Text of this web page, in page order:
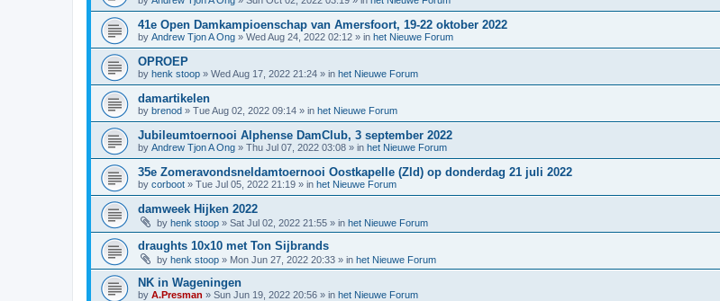
41e Open Damkampioenschap van Amersfoort, 19-22 oktober 2022
by Andrew Tjon A Ong » Wed Aug 24, 2022 02:12 » in het Nieuwe Forum
OPROEP
by henk stoop » Wed Aug 17, 2022 21:24 » in het Nieuwe Forum
damartikelen
by brenod » Tue Aug 02, 2022 09:14 » in het Nieuwe Forum
Jubileumtoernooi Alphense DamClub, 3 september 2022
by Andrew Tjon A Ong » Thu Jul 07, 2022 03:08 » in het Nieuwe Forum
35e Zomeravondsneldamtoernooi Oostkapelle (Zld) op donderdag 21 juli 2022
by corboot » Tue Jul 05, 2022 21:19 » in het Nieuwe Forum
damweek Hijken 2022
by henk stoop » Sat Jul 02, 2022 21:55 » in het Nieuwe Forum
draughts 10x10 met Ton Sijbrands
by henk stoop » Mon Jun 27, 2022 20:33 » in het Nieuwe Forum
NK in Wageningen
by A.Presman » Sun Jun 19, 2022 20:56 » in het Nieuwe Forum